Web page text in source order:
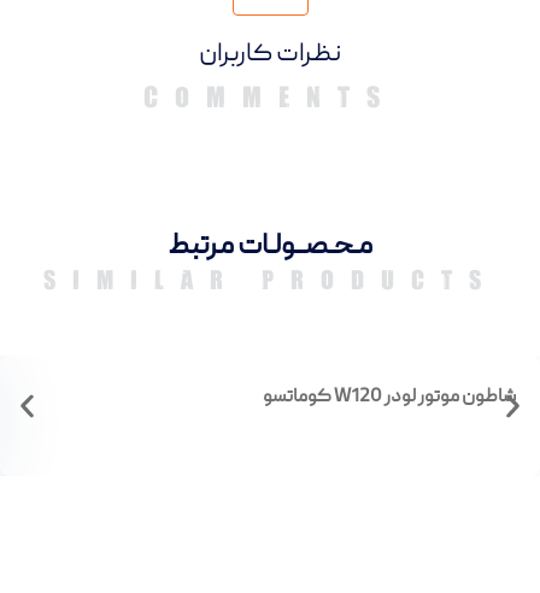
دیدگاهها
مـحـصــولـات مرتبط
SIMILAR PRODUCTS
شاطون موتور لودر W120 کوماتسو